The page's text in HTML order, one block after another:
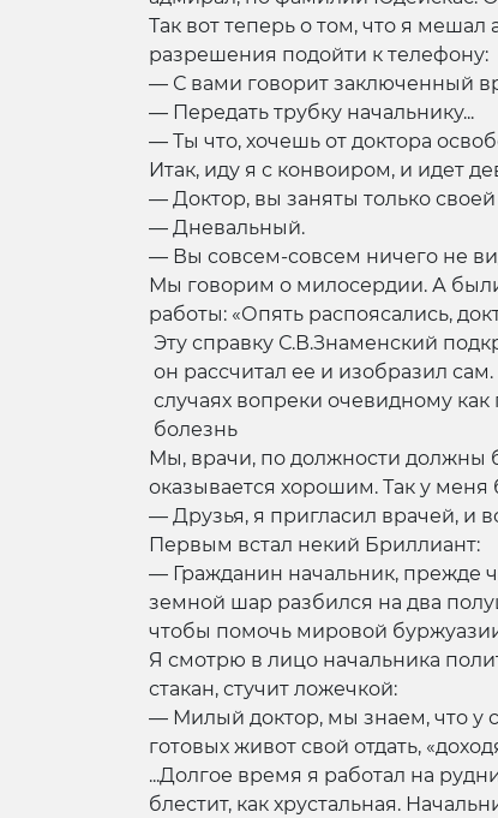
Так вот теперь о том, что я
разрешения подойти к телефону:
— С вами говорит заключенный
— Передать трубку начальнику...
— Ты что, хочешь от доктора
Итак, иду я с конвоиром, и идет
— Доктор, вы заняты только
— Дневальный.
— Вы совсем-совсем ничего не
Мы говорим о милосердии. А
работы: «Опять распоясались,
Эту справку С.В.Знаменский
он рассчитал ее и изобразил
случаях вопреки очевидному
болезнь
Мы, врачи, по должности должны
оказывается хорошим. Так у
— Друзья, я пригласил врачей, и
Первым встал некий Бриллиант:
— Гражданин начальник, прежде
земной шар разбился на два
чтобы помочь мировой
Я смотрю в лицо начальника
стакан, стучит ложечкой:
— Милый доктор, мы знаем, что у
готовых живот свой отдать,
...Долгое время я работал на
блестит, как хрустальная.